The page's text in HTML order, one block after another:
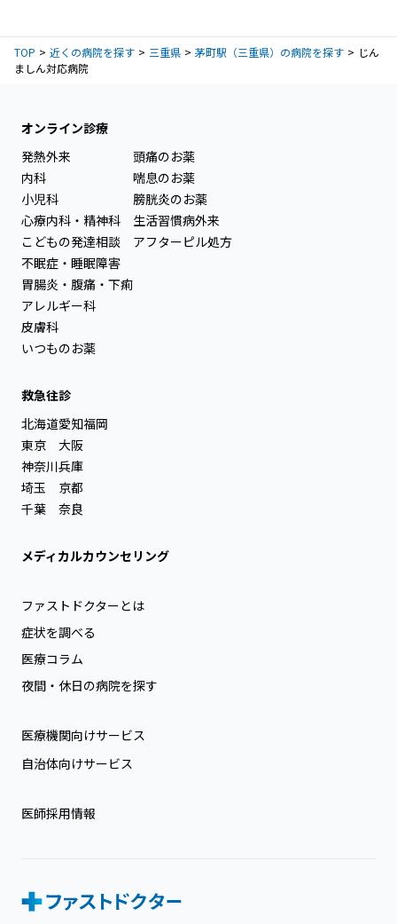
TOP 近くの病院を探す 三重県 茅町駅（三重県）の病院を探す
じん
ましん対応病院
オンライン診療
発熱外来
内科
小児科
心療内科・精神科
こどもの発達相談
不眠症・睡眠障害
胃腸炎・腹痛・下痢
アレルギー科
皮膚科
いつものお薬
頭痛のお薬
喘息のお薬
膀胱炎のお薬
生活習慣病外来
アフターピル処方
救急往診
北海道
東京
神奈川
埼玉
千葉
愛知
大阪
兵庫
京都
奈良
福岡
メディカルカウンセリング
ファストドクターとは
症状を調べる
医療コラム
夜間・休日の病院を探す
医療機関向けサービス
自治体向けサービス
医師採用情報